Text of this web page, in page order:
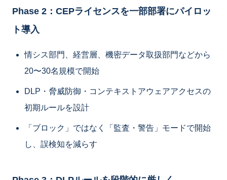
Phase 2：CEPライセンスを一部部署にパイロッ
ト導入
情シス部門、経営層、機密データ取扱部門などから
20〜30名規模で開始
DLP・脅威防御・コンテキストアウェアアクセスの
初期ルールを設計
「ブロック」ではなく「監査・警告」モードで開始
し、誤検知を減らす